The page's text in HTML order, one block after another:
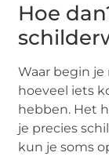
Hoe
Waar begin
hoeveel iets
hebben. Het
je precies
kun je soms